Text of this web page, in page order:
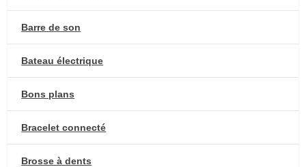
Barre de son
Bateau électrique
Bons plans
Bracelet connecté
Brosse à dents